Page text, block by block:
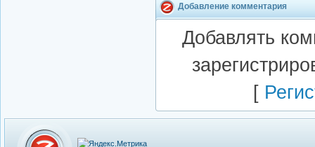
Добавление комментария
Добавлять
[